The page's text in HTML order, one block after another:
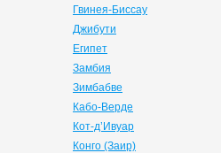
Гвинея-Биссау
Джибути
Египет
Замбия
Зимбабве
Кабо-Верде
Кот-д’Ивуар
Конго (Заир)